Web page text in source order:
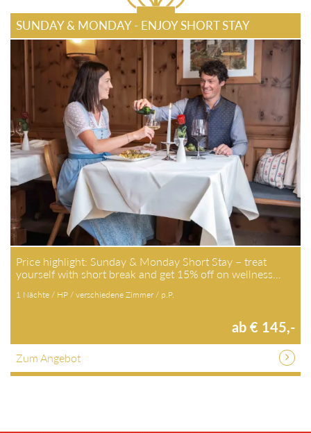
SUNDAY & MONDAY - ENJOY SHORT STAY
Price highlight: Sunday & Monday Short Stay – treat
yourself with short break and get 15% off on wellness…
1 Nächte / HP / verschiedene Zimmer / p.P.
ab € 145,-
Zum Angebot